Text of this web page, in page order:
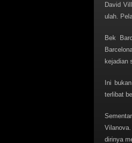
David
ulah.
Bek
kejadian
Ini
terlibat
dirinya